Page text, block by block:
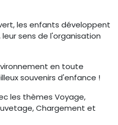
les enfants développent
sens de l'organisation
en toute
souvenirs d'enfance !
les thèmes Voyage,
Chargement et